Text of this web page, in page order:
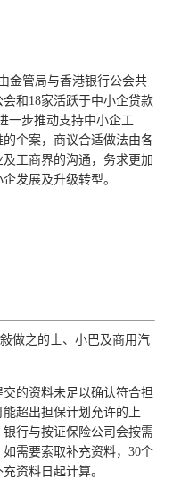
金管局与香港银行公会共
和18家活跃于中小企贷款
一步推动支持中小企工
个案，商议合适做法由各
工商界的沟通，务求更加
发展及升级转型。
做之的士、小巴及商用汽
的资料未足以确认符合担
超出担保计划允许的上
行与按证保险公司会按需
需要索取补充资料，30个
资料日起计算。